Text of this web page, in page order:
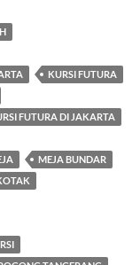
KURSI FUTURA
FUTURA DI JAKARTA
MEJA BUNDAR